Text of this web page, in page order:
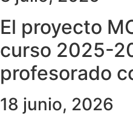
El proyecto
curso 2025-
profesorado
18 junio, 2026